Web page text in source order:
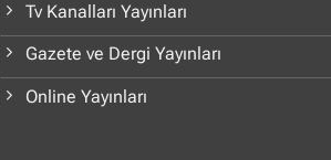
Tv Kanalları Yayınları
Gazete ve Dergi Yayınları
Online Yayınları